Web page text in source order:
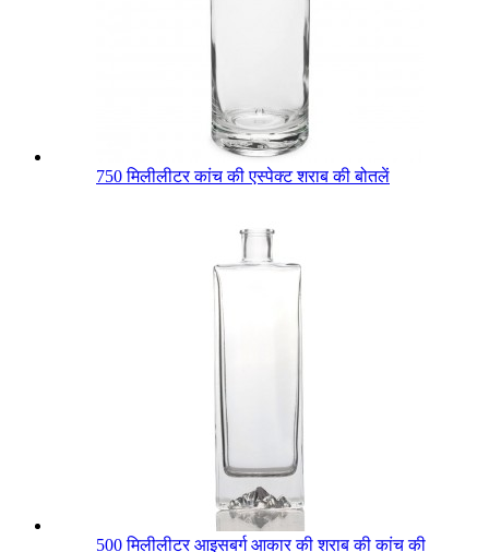
750 मिलीलीटर कांच की एस्पेक्ट शराब की बोतलें
500 मिलीलीटर आइसबर्ग आकार की शराब की कांच की